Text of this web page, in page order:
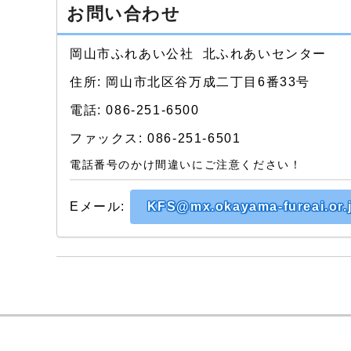
お問い合わせ
岡山市ふれあい公社 北ふれあいセンター
住所: 岡山市北区谷万成二丁目6番33号
電話: 086-251-6500
ファックス: 086-251-6501
電話番号のかけ間違いにご注意ください！
Eメール: KFS@mx.okayama-